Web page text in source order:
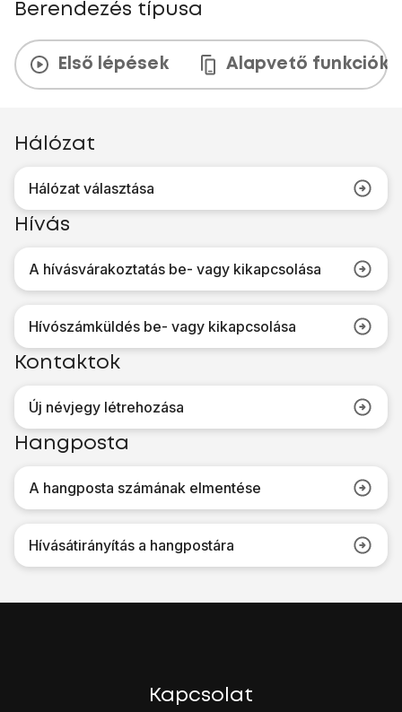
Berendezés típusa
Első lépések Alapvető funkciók
Hálózat
Hálózat választása
Hívás
A hívásvárakoztatás be- vagy kikapcsolása
Hívószámküldés be- vagy kikapcsolása
Kontaktok
Új névjegy létrehozása
Hangposta
A hangposta számának elmentése
Hívásátirányítás a hangpostára
Kapcsolat